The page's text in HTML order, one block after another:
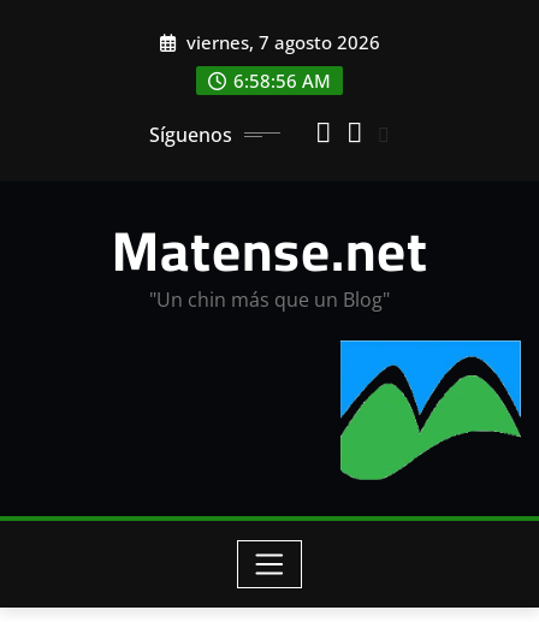
viernes, 7 agosto 2026
6:58:56 AM
Síguenos
Matense.net
"Un chin más que un Blog"